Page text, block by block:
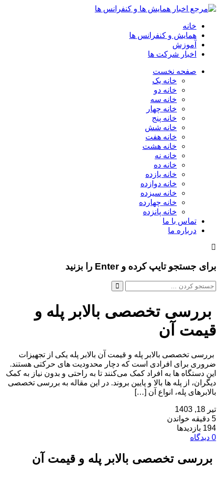
خانه
همایش و کنفرانس ها
آموزش
اخبار شرکت ها
صفحه نخست
خانه یک
خانه دو
خانه سه
خانه چهار
خانه پنج
خانه شش
خانه هفت
خانه هشت
خانه نه
خانه ده
خانه یازده
خانه دوازده
خانه سیزده
خانه چهارده
خانه پانزده
تماس با ما
درباره ما
برای جستجو تایپ کرده و Enter را بزنید
بررسی تخصصی بالابر پله و
قیمت آن
بررسی تخصصی بالابر پله و قیمت آن بالابر پله یکی از تجهیزات
ضروری برای افرادی است که دچار محدودیت ‌های حرکتی هستند.
این دستگاه‌ ها به افراد کمک می‌کنند تا به راحتی و بدون نیاز به کمک
دیگران، از پله‌ ها بالا و پایین بروند. در این مقاله به بررسی تخصصی
بالابرهای پله، انواع آن […]
تیر 18, 1403
5 دقیقه خواندن
194 بازدیدها
0 دیدگاه
بررسی تخصصی بالابر پله و قیمت آن